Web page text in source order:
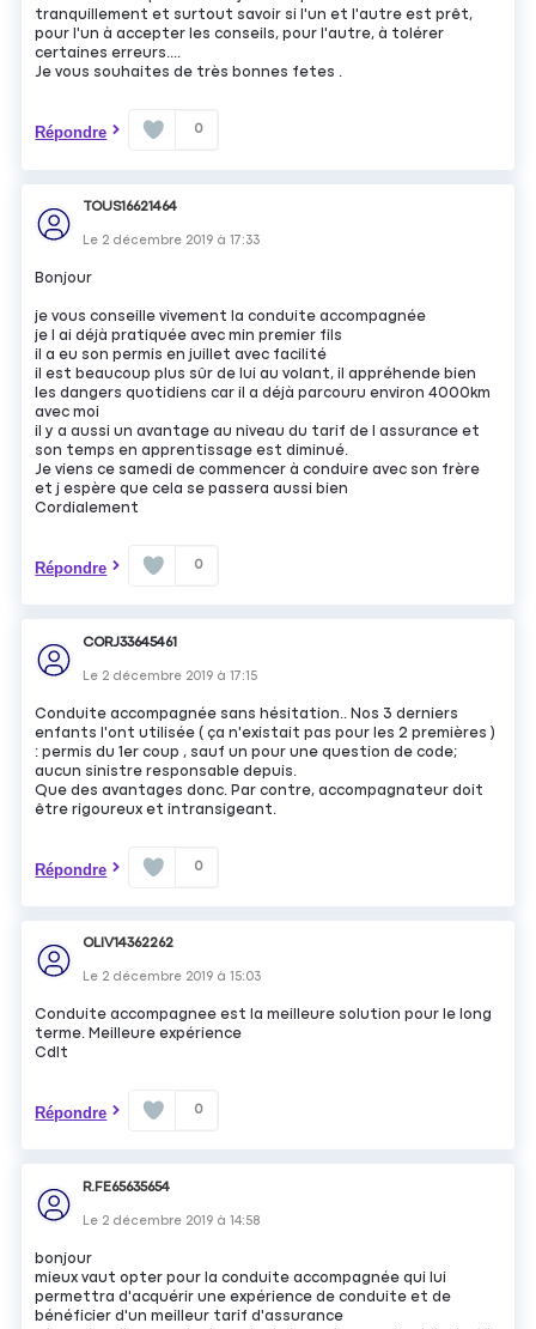
tranquillement et surtout savoir si l'un et l'autre est prêt,
pour l'un à accepter les conseils, pour l'autre, à tolérer
certaines erreurs....
Je vous souhaites de très bonnes fetes .
Répondre 0
TOUS16621464
Le 2 décembre 2019 à17:33
Bonjour
je vous conseille vivement la conduite accompagnée
je l ai déjà pratiquée avec min premier fils
il a eu son permis en juillet avec facilité
il est beaucoup plus sûr de lui au volant, il appréhende bien
les dangers quotidiens car il a déjà parcouru environ 4000km
avec moi
il y a aussi un avantage au niveau du tarif de l assurance et
son temps en apprentissage est diminué.
Je viens ce samedi de commencer à conduire avec son frère
et j espère que cela se passera aussi bien
Cordialement
Répondre 0
CORJ33645461
Le 2 décembre 2019 à17:15
Conduite accompagnée sans hésitation.. Nos 3 derniers
enfants l'ont utilisée ( ça n'existait pas pour les 2 premières )
: permis du 1er coup , sauf un pour une question de code;
aucun sinistre responsable depuis.
Que des avantages donc. Par contre, accompagnateur doit
être rigoureux et intransigeant.
Répondre 0
OLIV14362262
Le 2 décembre 2019 à15:03
Conduite accompagnee est la meilleure solution pour le long
terme. Meilleure expérience
Cdlt
Répondre 0
R.FE65635654
Le 2 décembre 2019 à14:58
bonjour
mieux vaut opter pour la conduite accompagnée qui lui
permettra d'acquérir une expérience de conduite et de
bénéficier d'un meilleur tarif d'assurance